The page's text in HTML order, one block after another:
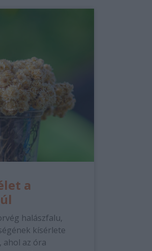
a
halászfalu,
kísérlete
ahol az óra